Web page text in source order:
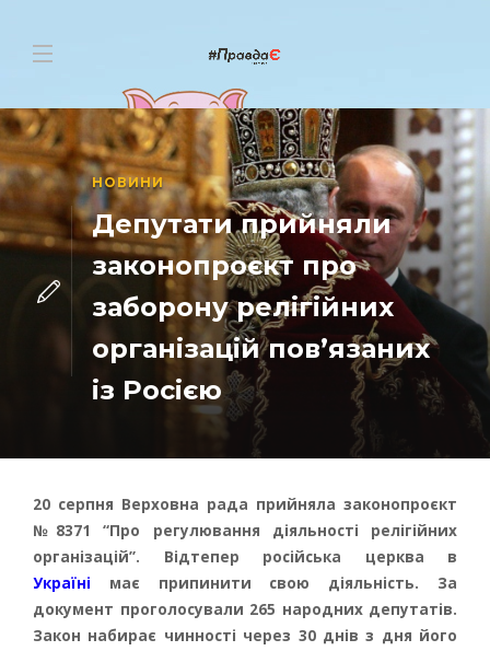
НОВИНИ
Депутати прийняли
законопроєкт про
заборону релігійних
організацій пов’язаних
із Росією
20 серпня Верховна рада прийняла законопроєкт
№8371 “Про регулювання діяльності релігійних
організацій”. Відтепер російська церква в
Україні має припинити свою діяльність. За
документ проголосували 265 народних депутатів.
Закон набирає чинності через 30 днів з дня його